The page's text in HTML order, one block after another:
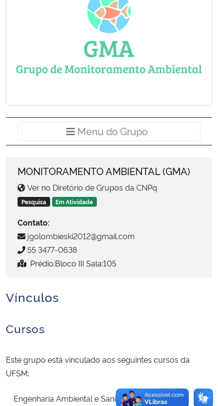
Controladoria-Geral da União
Secretaria-Geral
Secretaria de Governo
Gabinete de Segurança Institucional
Planalto
Menu do Grupo
MONITORAMENTO AMBIENTAL (GMA)
Ver no Diretório de Grupos da CNPq
Pesquisa Em Atividade
Contato:
jgolombieski2012@gmail.com
55 3477-0638
Prédio:Bloco III Sala:105
Vínculos
Cursos
Este grupo está vinculado aos seguintes cursos da
UFSM:
Engenharia Ambiental e Sanitária – Curso de